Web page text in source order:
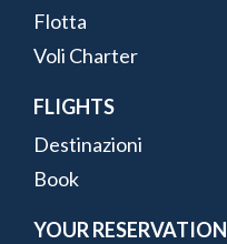
Flotta
Voli Charter
FLIGHTS
Destinazioni
Book
YOUR RESERVATION